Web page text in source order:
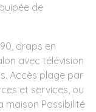
de
draps en
avec télévision
Accès plage par
et services, ou
maison Possibilité